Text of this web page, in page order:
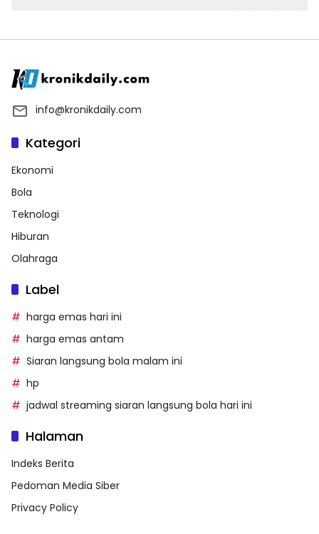
info@kronikdaily.com
Kategori
Ekonomi
Bola
Teknologi
Hiburan
Olahraga
Label
harga emas hari ini
harga emas antam
Siaran langsung bola malam ini
hp
jadwal streaming siaran langsung bola hari ini
Halaman
Indeks Berita
Pedoman Media Siber
Privacy Policy